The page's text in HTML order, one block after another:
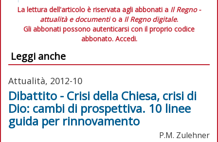
La lettura dell'articolo è riservata agli abbonati a Il Regno -
attualità e documentio a Il Regno digitale.
Gli abbonati possono autenticarsi con il proprio codice
abbonato. Accedi.
Leggi anche
Attualità, 2012-10
Dibattito - Crisi della Chiesa, crisi di
Dio: cambi di prospettiva. 10 linee
guida per rinnovamento
P.M. Zulehner